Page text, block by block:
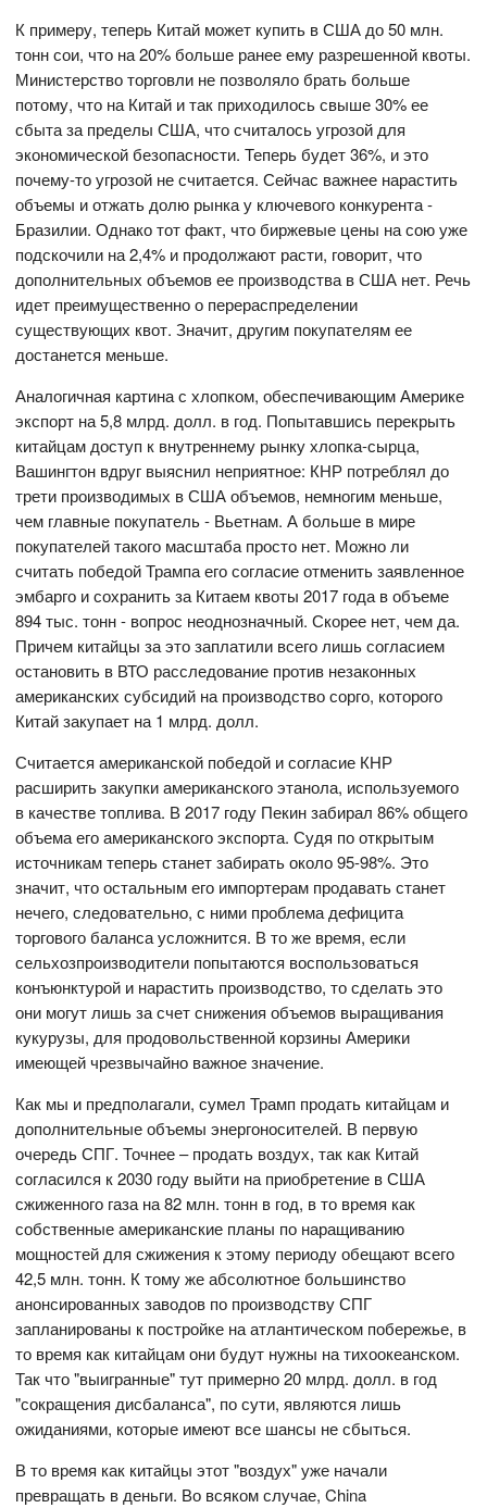
К примеру, теперь Китай может купить в США до 50 млн.
тонн сои, что на 20% больше ранее ему разрешенной квоты.
Министерство торговли не позволяло брать больше
потому, что на Китай и так приходилось свыше 30% ее
сбыта за пределы США, что считалось угрозой для
экономической безопасности. Теперь будет 36%, и это
почему-то угрозой не считается. Сейчас важнее нарастить
объемы и отжать долю рынка у ключевого конкурента -
Бразилии. Однако тот факт, что биржевые цены на сою уже
подскочили на 2,4% и продолжают расти, говорит, что
дополнительных объемов ее производства в США нет. Речь
идет преимущественно о перераспределении
существующих квот. Значит, другим покупателям ее
достанется меньше.
Аналогичная картина с хлопком, обеспечивающим Америке
экспорт на 5,8 млрд. долл. в год. Попытавшись перекрыть
китайцам доступ к внутреннему рынку хлопка-сырца,
Вашингтон вдруг выяснил неприятное: КНР потреблял до
трети производимых в США объемов, немногим меньше,
чем главные покупатель - Вьетнам. А больше в мире
покупателей такого масштаба просто нет. Можно ли
считать победой Трампа его согласие отменить заявленное
эмбарго и сохранить за Китаем квоты 2017 года в объеме
894 тыс. тонн - вопрос неоднозначный. Скорее нет, чем да.
Причем китайцы за это заплатили всего лишь согласием
остановить в ВТО расследование против незаконных
американских субсидий на производство сорго, которого
Китай закупает на 1 млрд. долл.
Считается американской победой и согласие КНР
расширить закупки американского этанола, используемого
в качестве топлива. В 2017 году Пекин забирал 86% общего
объема его американского экспорта. Судя по открытым
источникам теперь станет забирать около 95-98%. Это
значит, что остальным его импортерам продавать станет
нечего, следовательно, с ними проблема дефицита
торгового баланса усложнится. В то же время, если
сельхозпроизводители попытаются воспользоваться
конъюнктурой и нарастить производство, то сделать это
они могут лишь за счет снижения объемов выращивания
кукурузы, для продовольственной корзины Америки
имеющей чрезвычайно важное значение.
Как мы и предполагали, сумел Трамп продать китайцам и
дополнительные объемы энергоносителей. В первую
очередь СПГ. Точнее – продать воздух, так как Китай
согласился к 2030 году выйти на приобретение в США
сжиженного газа на 82 млн. тонн в год, в то время как
собственные американские планы по наращиванию
мощностей для сжижения к этому периоду обещают всего
42,5 млн. тонн. К тому же абсолютное большинство
анонсированных заводов по производству СПГ
запланированы к постройке на атлантическом побережье, в
то время как китайцам они будут нужны на тихоокеанском.
Так что "выигранные" тут примерно 20 млрд. долл. в год
"сокращения дисбаланса", по сути, являются лишь
ожиданиями, которые имеют все шансы не сбыться.
В то время как китайцы этот "воздух" уже начали
превращать в деньги. Во всяком случае, China